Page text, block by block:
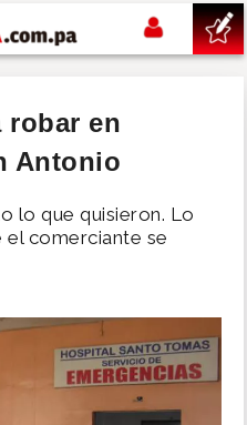
robar en
Antonio
lo que quisieron. Lo
el comerciante se